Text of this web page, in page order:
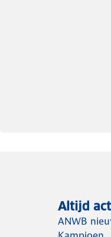
Altijd
ANWB